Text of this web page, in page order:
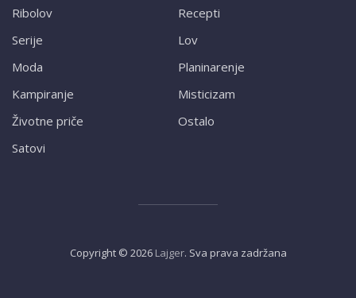
Ribolov
Serije
Moda
Kampiranje
Životne priče
Satovi
Recepti
Lov
Planinarenje
Misticizam
Ostalo
Copyright © 2026 Lajger. Sva prava zadržana